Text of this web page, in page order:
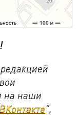
на наши
ВКонтакте",